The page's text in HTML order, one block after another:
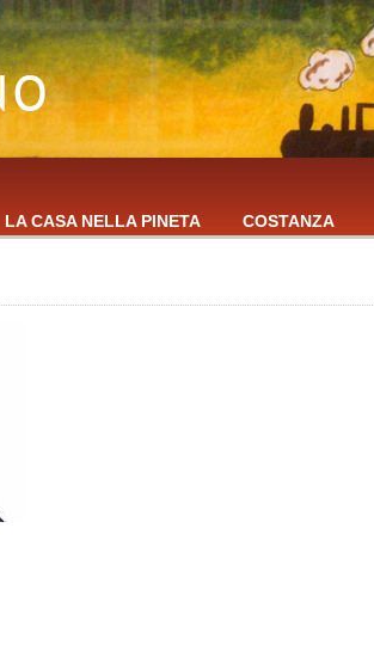
LA CASA NELLA PINETA COSTANZA